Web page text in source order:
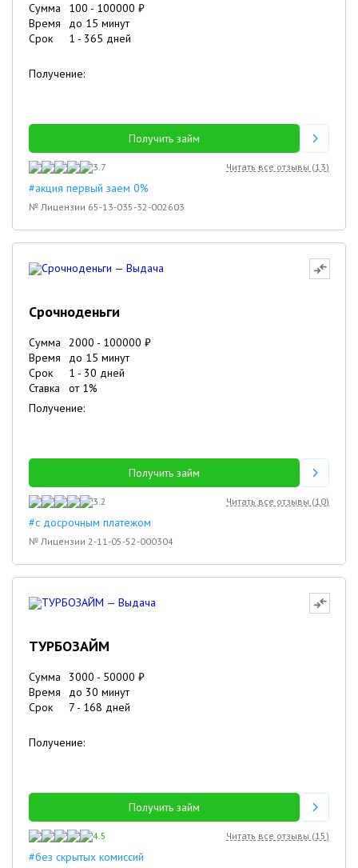
Сумма 100 - 100000 ₽
Время
до 15 минут
Срок
1 - 365 дней
Получение:
Получить займ
3.7 Читать все отзывы (13)
#акция первый заем 0%
№ Лицензии 65-13-035-32-002603
Срочноденьги
Сумма 2000 - 100000 ₽
Время
до 15 минут
Срок
1 - 30 дней
Ставка
от 1%
Получение:
Получить займ
3.2 Читать все отзывы (10)
#с досрочным платежом
№ Лицензии 2-11-05-52-000304
ТУРБОЗАЙМ
Сумма 3000 - 50000 ₽
Время
до 30 минут
Срок
7 - 168 дней
Получение:
Получить займ
4.5 Читать все отзывы (15)
#без скрытых комиссий